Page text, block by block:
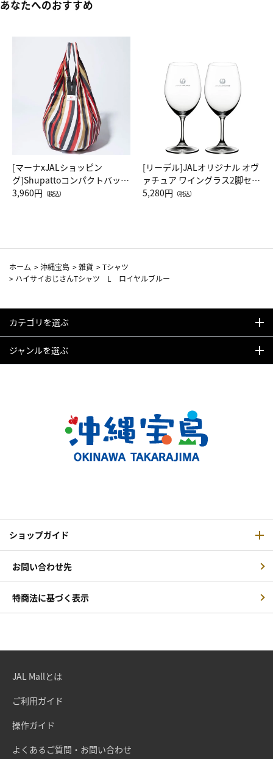
あなたへのおすすめ
[マーナxJALショッピン
グ]Shupattoコンパクトバッグ
Drop JAL客室乗務員（LC）ス
3,960円 （税込）
[リーデル]JALオリジナル オヴ
ァチュア ワイングラス2脚セッ
ト（レッドワイン）
5,280円 （税込）
ホーム >沖縄宝島 >雑貨 >Tシャツ
> ハイサイおじさんTシャツ L ロイヤルブルー
カテゴリを選ぶ
ジャンルを選ぶ
ショップガイド
お問い合わせ先
特商法に基づく表示
JAL Mallとは
ご利用ガイド
操作ガイド
よくあるご質問・お問い合わせ